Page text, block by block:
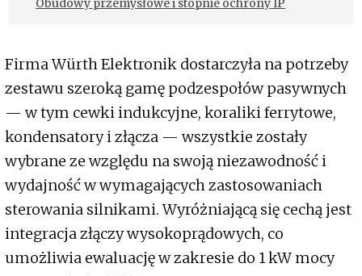
Firma Würth Elektronik dostarczyła na potrzeby
zestawu szeroką gamę podzespołów pasywnych
— w tym cewki indukcyjne, koraliki ferrytowe,
kondensatory i złącza — wszystkie zostały
wybrane ze względu na swoją niezawodność i
wydajność w wymagających zastosowaniach
sterowania silnikami. Wyróżniającą się cechą jest
integracja złączy wysokoprądowych, co
umożliwia ewaluację w zakresie do 1 kW mocy